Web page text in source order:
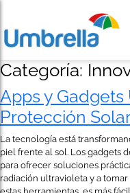
Categoría:
Apps y
Protección
La tecnología está
piel frente al sol. Los gadgets
para ofrecer soluciones
radiación ultravioleta y a